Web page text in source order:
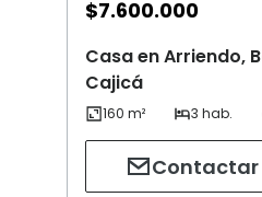
$7.600.000
Casa en Arriendo,
Cajicá
Contactar